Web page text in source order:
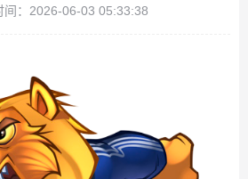
间：2026-06-03 05:33:38